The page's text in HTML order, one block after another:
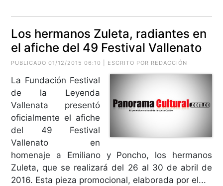
Los hermanos Zuleta, radiantes en
el afiche del 49 Festival Vallenato
PUBLICADO 01/12/2015 06:10 | ESCRITO POR REDACCIÓN
La Fundación Festival
de la Leyenda
Vallenata presentó
oficialmente el afiche
del 49 Festival
Vallenato en
homenaje a Emiliano y Poncho, los hermanos
Zuleta, que se realizará del 26 al 30 de abril de
2016. Esta pieza promocional, elaborada por el...